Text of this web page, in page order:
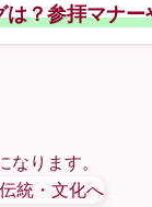
？参拝マナ
ります。